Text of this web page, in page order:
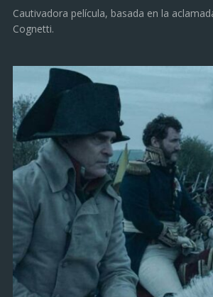
Cautivadora película, basada en la
Cognetti.